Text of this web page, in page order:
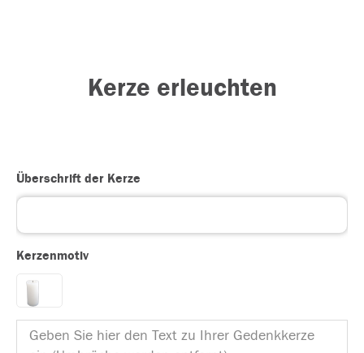
Kerze erleuchten
Überschrift der Kerze
Kerzenmotiv